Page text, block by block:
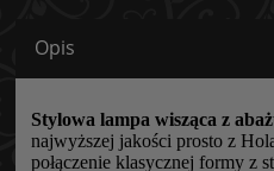
Opis
Stylowa lampa wisząca z
najwyższej jakości prosto z
połączenie klasycznej formy z